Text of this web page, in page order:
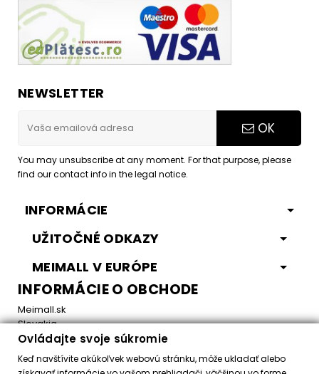
NEWSLETTER
OK
You may unsubscribe at any moment. For that purpose, please
find our contact info in the legal notice.
INFORMÁCIE
UŽITOČNÉ ODKAZY
MEIMALL V EURÓPE
INFORMÁCIE O OBCHODE
Meimall.sk
Slovakia
Email:office@meimall.sk
Ovládajte svoje súkromie
Keď navštívite akúkoľvek webovú stránku, môže ukladať alebo